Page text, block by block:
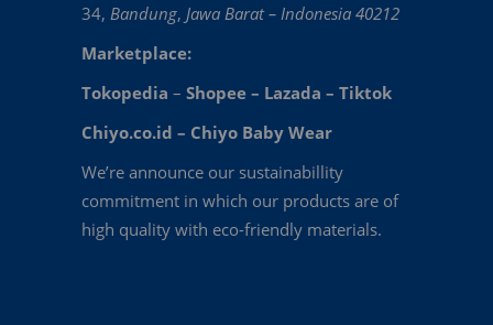
34, Bandung, Jawa Barat – Indonesia 40212
Marketplace:
Tokopedia – Shopee – Lazada – Tiktok
Chiyo.co.id – Chiyo Baby Wear
We’re announce our sustainabillity
commitment in which our products are of
high quality with eco-friendly materials.